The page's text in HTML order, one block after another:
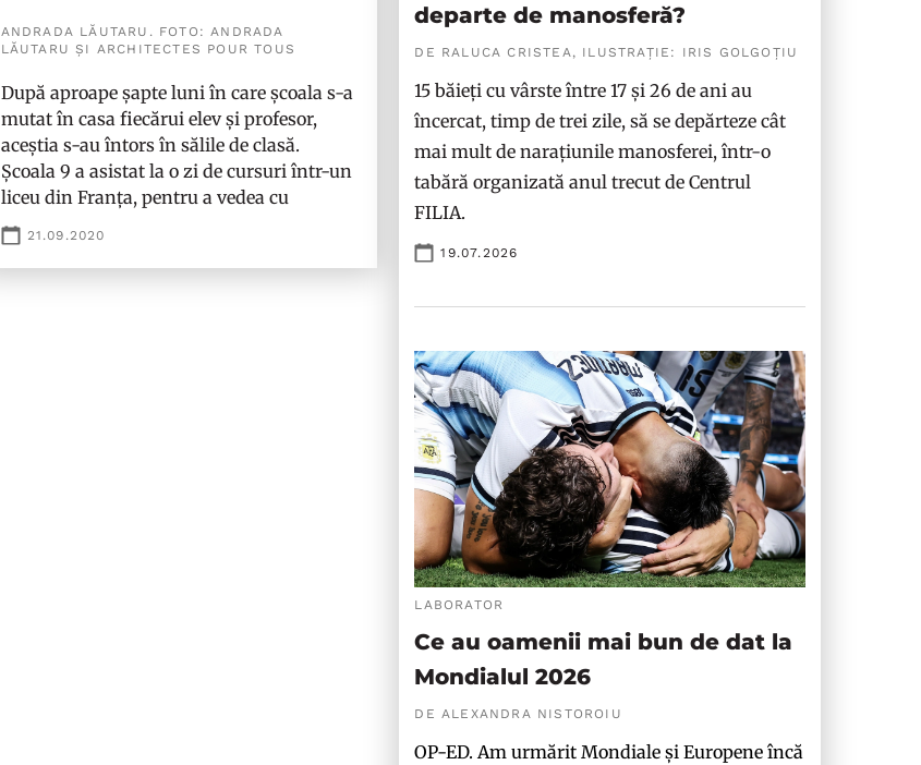
ANDRADA LĂUTARU. FOTO: ANDRADA
LĂUTARU ȘI ARCHITECTES POUR TOUS
După aproape șapte luni în care școala s-a
mutat în casa fiecărui elev și profesor,
aceștia s-au întors în sălile de clasă.
Școala 9 a asistat la o zi de cursuri într-un
liceu din Franța, pentru a vedea cu
21.09.2020
departe de manosferă?
DE RALUCA CRISTEA, ILUSTRAȚIE: IRIS GOLGOȚIU
15 băieți cu vârste între 17 și 26 de ani au
încercat, timp de trei zile, să se depărteze cât
mai mult de narațiunile manosferei, într-o
tabără organizată anul trecut de Centrul
FILIA.
19.07.2026
LABORATOR
Ce au oamenii mai bun de dat la
Mondialul 2026
DE ALEXANDRA NISTOROIU
OP-ED. Am urmărit Mondiale și Europene încă